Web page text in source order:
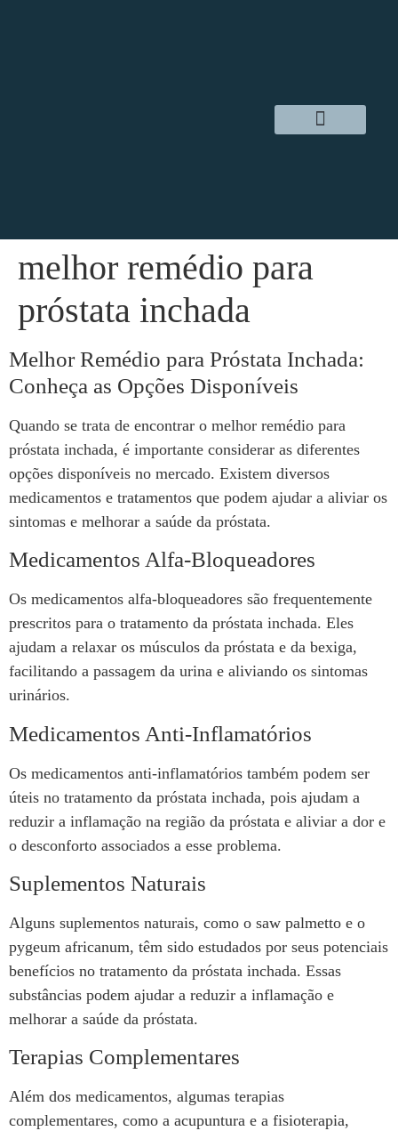
melhor remédio para
próstata inchada
Melhor Remédio para Próstata Inchada:
Conheça as Opções Disponíveis
Quando se trata de encontrar o melhor remédio para
próstata inchada, é importante considerar as diferentes
opções disponíveis no mercado. Existem diversos
medicamentos e tratamentos que podem ajudar a aliviar os
sintomas e melhorar a saúde da próstata.
Medicamentos Alfa-Bloqueadores
Os medicamentos alfa-bloqueadores são frequentemente
prescritos para o tratamento da próstata inchada. Eles
ajudam a relaxar os músculos da próstata e da bexiga,
facilitando a passagem da urina e aliviando os sintomas
urinários.
Medicamentos Anti-Inflamatórios
Os medicamentos anti-inflamatórios também podem ser
úteis no tratamento da próstata inchada, pois ajudam a
reduzir a inflamação na região da próstata e aliviar a dor e
o desconforto associados a esse problema.
Suplementos Naturais
Alguns suplementos naturais, como o saw palmetto e o
pygeum africanum, têm sido estudados por seus potenciais
benefícios no tratamento da próstata inchada. Essas
substâncias podem ajudar a reduzir a inflamação e
melhorar a saúde da próstata.
Terapias Complementares
Além dos medicamentos, algumas terapias
complementares, como a acupuntura e a fisioterapia,